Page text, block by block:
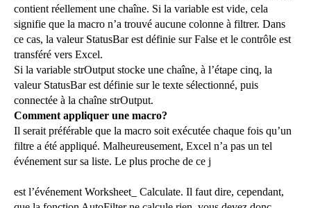
contient réellement une chaîne. Si la variable est vide, cela
signifie que la macro n’a trouvé aucune colonne à filtrer. Dans
ce cas, la valeur StatusBar est définie sur False et le contrôle est
transféré vers Excel.
Si la variable strOutput stocke une chaîne, à l’étape cinq, la
valeur StatusBar est définie sur le texte sélectionné, puis
connectée à la chaîne strOutput.
Comment appliquer une macro?
Il serait préférable que la macro soit exécutée chaque fois qu’un
filtre a été appliqué. Malheureusement, Excel n’a pas un tel
événement sur sa liste. Le plus proche de ce j
est l’événement Worksheet_ Calculate. Il faut dire, cependant,